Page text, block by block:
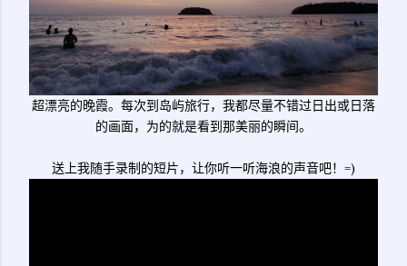
超漂亮的晚霞。每次到岛屿旅行，我都尽量不错过日出或日落
的画面，为的就是看到那美丽的瞬间。
送上我随手录制的短片，让你听一听海浪的声音吧！=)